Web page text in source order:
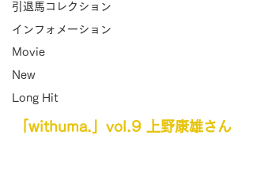
引退馬コレクション
インフォメーション
Movie
New
Long Hit
「withuma.」vol.9 上野康雄さん